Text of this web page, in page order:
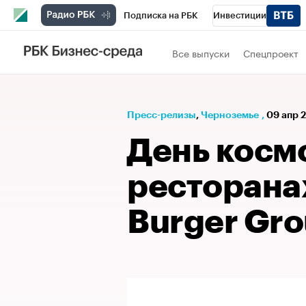
Подписка на РБК Инвестиции
РБК Вино
Проверка контрагентов
Все выпуски Спецпроект
Пресс-релизы⁠, Черноземье , 09 апр
День
Burger